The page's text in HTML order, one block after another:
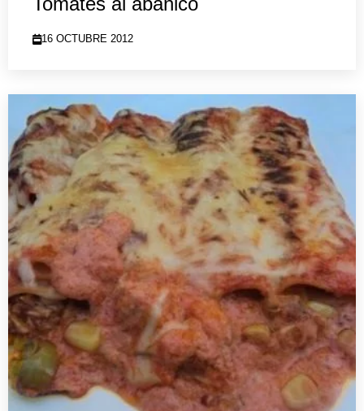
16 OCTUBRE 2012